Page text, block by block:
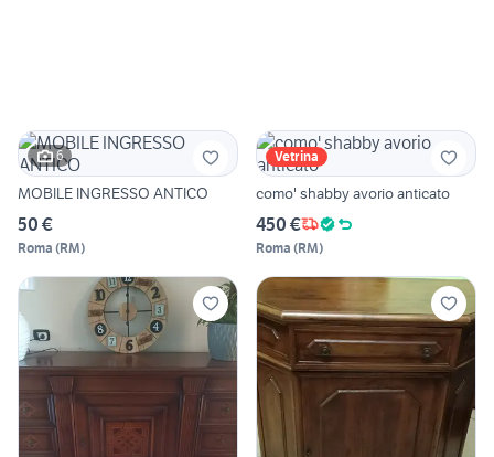
6
MOBILE INGRESSO ANTICO
50 €
Roma (RM)
Vetrina
como' shabby avorio anticato
450 €
Roma (RM)